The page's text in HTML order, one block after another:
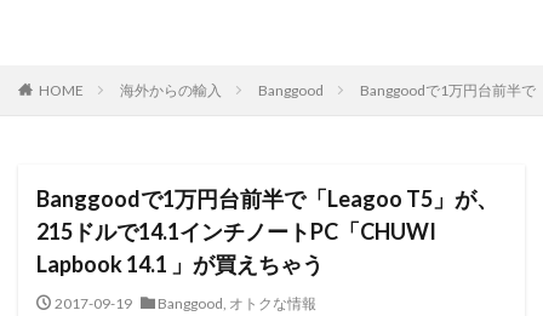
HOME 海外からの輸入 Banggood Banggoodで1万円台前半で
Banggoodで1万円台前半で「Leagoo T5」が、
215ドルで14.1インチノートPC「CHUWI
Lapbook 14.1 」が買えちゃう
2017-09-19 Banggood, オトクな情報